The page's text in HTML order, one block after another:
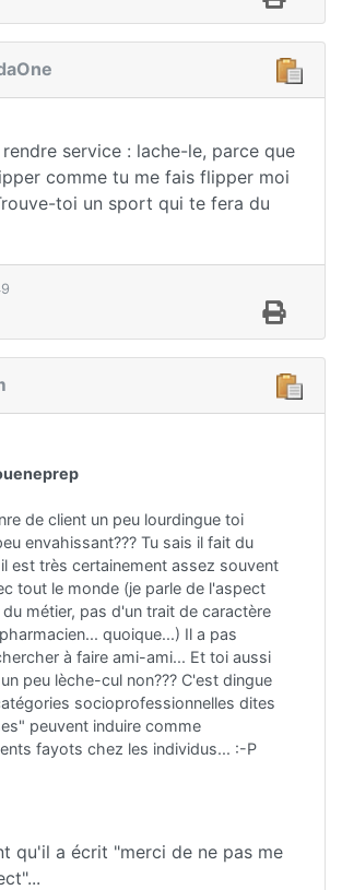
service : lache-le, parce que
comme tu me fais flipper moi
toi un sport qui te fera du
de client un peu lourdingue toi
envahissant??? Tu sais il fait du
est très certainement assez souvent
tout le monde (je parle de l'aspect
métier, pas d'un trait de caractère
quoique...) Il a pas
à faire ami-ami... Et toi aussi
peu lèche-cul non??? C'est dingue
socioprofessionnelles dites
peuvent induire comme
fayots chez les individus... :-P
qu'il a écrit "merci de ne pas me